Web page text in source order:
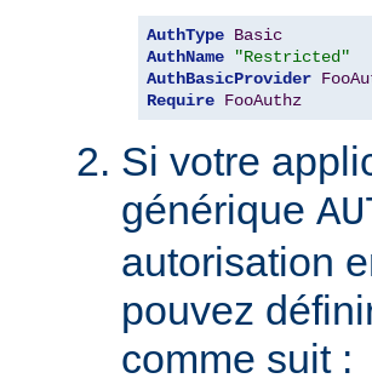
AuthType Basic
AuthName
"Restricted"
AuthBasicProvider
Require FooAuthz
Si votre
générique
autorisation
pouvez
comme suit :